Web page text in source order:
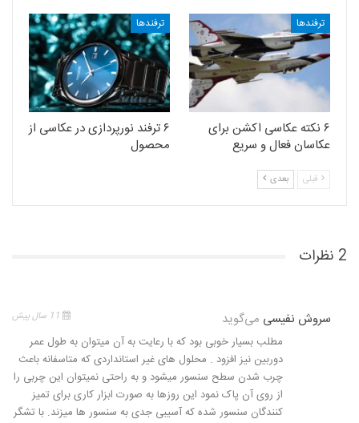
ترفندها
۶ نکته عکاسی اکشن برای
عکاسان فعال و سریع
ترفندها
۶ ترفند نورپردازی در عکاسی از
محصول
قبلی بعدی
2 نظرات
سروش نفیسی می‌گوید
مطلب بسیار خوبی بود که با رعایت به آن میتوان به طول عمر
دوربین نیز افزود . محلول های غیر استانداردی که متاسفانه باعث
چرب شدن سطح سنسور میشود و به راحتی نمیتوان این چربی را
از روی آن پاک نمود این روزها به صورت ابزار کاری برای تمیز
کنندگان سنسور شده که آسیبی جدی به سنسور ها میزند. با تشگر